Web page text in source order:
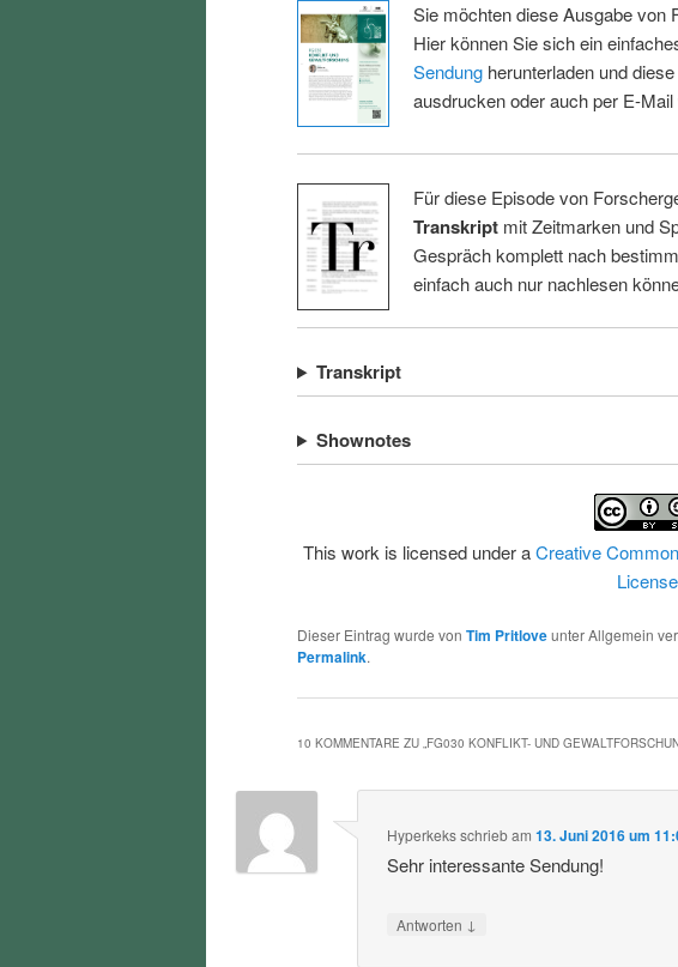
Sie möchten diese Ausgabe von
Hier können Sie sich ein
Sendungherunterladen und
ausdrucken oder auch per E-Mail
Für diese Episode von
Transkriptmit Zeitmarken und
Gespräch komplett nach
einfach auch nur nachlesen
Transkript
Shownotes
This work is licensed under aCreative
License
Dieser Eintrag wurde von Tim Pritloveunter Allgemein
Permalink.
10 KOMMENTARE ZU „FG030 KONFLIKT- UND
Hyperkeksschriebam13. Juni 2016 um
Sehr interessante Sendung!
Antworten ↓